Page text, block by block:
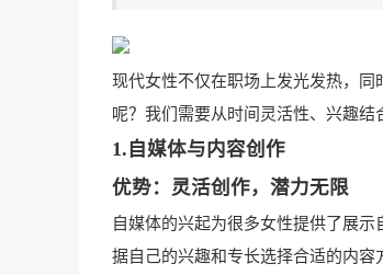
现代女性不仅在职场上发光发热，
呢？我们需要从时间灵活性、兴趣结
1.自媒体与内容创作
优势：灵活创作，潜力无限
自媒体的兴起为很多女性提供了展
据自己的兴趣和专长选择合适的内